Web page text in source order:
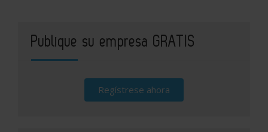
Publique su empresa GRATIS
Regístrese ahora